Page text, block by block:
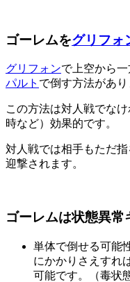
ゴーレムをグリフォ
グリフォンで上空から
パルト で倒す方法があり
この方法は対人戦でな
時など）効果的です。
対人戦では相手もただ
迎撃されます。
ゴーレムは状態異常
単体で倒せる可能
にかかりさえすれ
可能です。（毒状